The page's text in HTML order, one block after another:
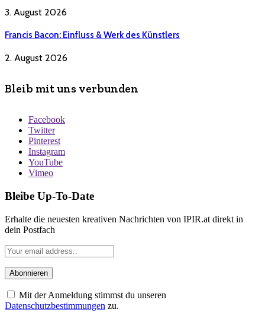
3. August 2026
Francis Bacon: Einfluss & Werk des Künstlers
2. August 2026
Bleib mit uns verbunden
Facebook
Twitter
Pinterest
Instagram
YouTube
Vimeo
Bleibe Up-To-Date
Erhalte die neuesten kreativen Nachrichten von IPIR.at direkt in
dein Postfach
Mit der Anmeldung stimmst du unseren
Datenschutzbestimmungen zu.